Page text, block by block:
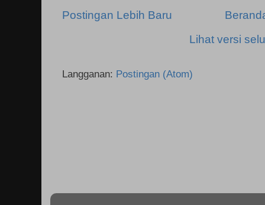
Postingan Lebih Baru
Lihat versi
Langganan: Postingan (Atom)